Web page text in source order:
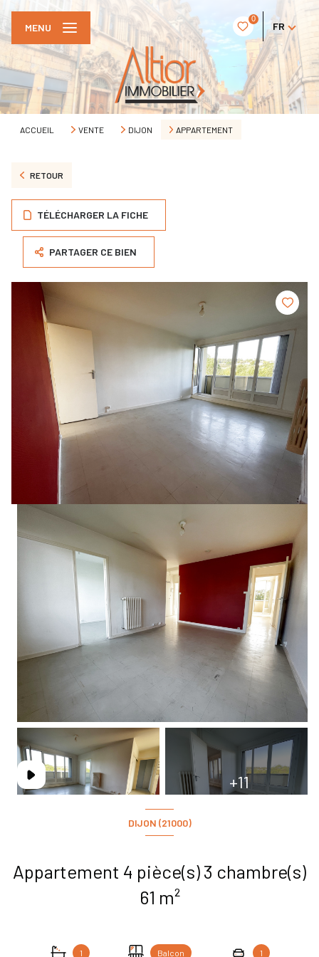
0
FR
MENU
ACCUEIL VENTE DIJON APPARTEMENT
RETOUR
TÉLÉCHARGER LA FICHE
PARTAGER CE BIEN
+11
DIJON (21000)
Appartement 4 pièce(s) 3 chambre(s)
61 m²
1 Balcon 1